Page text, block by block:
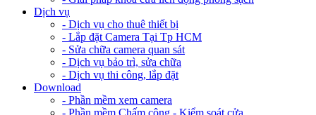
Dịch vụ
- Dịch vụ cho thuê thiết bị
- Lắp đặt Camera Tại Tp HCM
- Sửa chữa camera quan sát
- Dịch vụ bảo trì, sửa chữa
- Dịch vụ thi công, lắp đặt
Download
- Phần mềm xem camera
- Phần mềm Chấm công - Kiểm soát cửa